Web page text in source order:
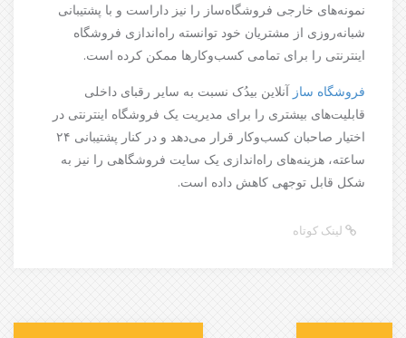
نمونه‌های خارجی فروشگاه‌ساز را نیز داراست و با پشتیبانی
شبانه‌روزی از مشتریان خود توانسته راه‌اندازی فروشگاه
اینترنتی را برای تمامی کسب‌وکارها ممکن کرده است.
فروشگاه ساز آنلاین بیدُک نسبت به سایر رقبای داخلی
قابلیت‌های بیشتری را برای مدیریت یک فروشگاه اینترنتی در
اختیار صاحبان کسب‌وکار قرار می‌دهد و در کنار پشتیبانی ۲۴
ساعته، هزینه‌های راه‌اندازی یک سایت فروشگاهی را نیز به
شکل قابل توجهی کاهش داده است.
لینک کوتاه